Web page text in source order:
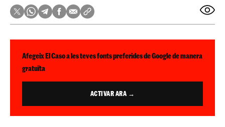
Afegeix El Caso a les teves fonts preferides de Google de manera
gratuïta
ACTIVAR ARA →